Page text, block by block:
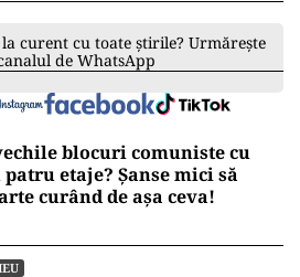
curent cu toate știrile? Urmărește
de WhatsApp
blocuri comuniste cu
etaje? Șanse mici să
curând de așa ceva!